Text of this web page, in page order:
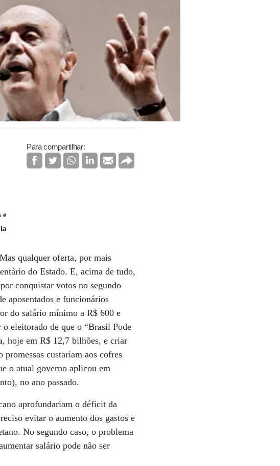
Para compartilhar:
e
qualquer oferta, por mais
do Estado. E, acima de tudo,
conquistar votos no segundo
aposentados e funcionários
do salário mínimo a R$ 600 e
eleitorado de que o “Brasil Pode
hoje em R$ 12,7 bilhões, e criar
custariam aos cofres
o atual governo aplicou em
no ano passado.
aprofundariam o déficit da
evitar o aumento dos gastos e
No segundo caso, o problema
salário pode não ser